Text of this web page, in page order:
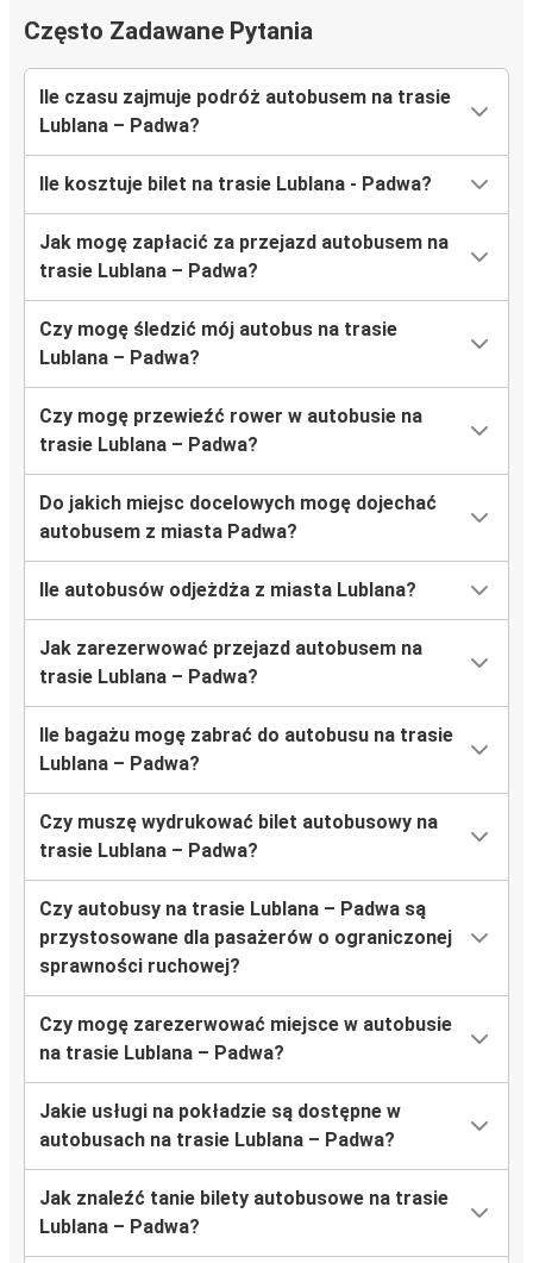
Często Zadawane Pytania
Ile czasu zajmuje podróż autobusem na trasie
Lublana – Padwa?
Ile kosztuje bilet na trasie Lublana - Padwa?
Jak mogę zapłacić za przejazd autobusem na
trasie Lublana – Padwa?
Czy mogę śledzić mój autobus na trasie
Lublana – Padwa?
Czy mogę przewieźć rower w autobusie na
trasie Lublana – Padwa?
Do jakich miejsc docelowych mogę dojechać
autobusem z miasta Padwa?
Ile autobusów odjeżdża z miasta Lublana?
Jak zarezerwować przejazd autobusem na
trasie Lublana – Padwa?
Ile bagażu mogę zabrać do autobusu na trasie
Lublana – Padwa?
Czy muszę wydrukować bilet autobusowy na
trasie Lublana – Padwa?
Czy autobusy na trasie Lublana – Padwa są
przystosowane dla pasażerów o ograniczonej
sprawności ruchowej?
Czy mogę zarezerwować miejsce w autobusie
na trasie Lublana – Padwa?
Jakie usługi na pokładzie są dostępne w
autobusach na trasie Lublana – Padwa?
Jak znaleźć tanie bilety autobusowe na trasie
Lublana – Padwa?